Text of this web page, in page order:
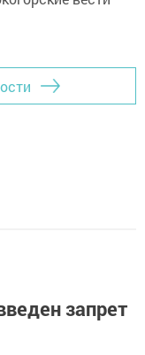
запрет